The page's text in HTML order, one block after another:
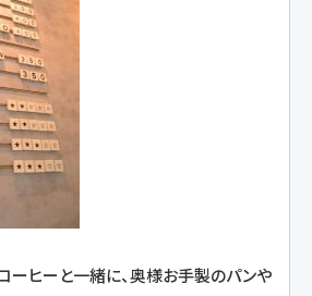
ーヒーと一緒に、奥様お手製のパンや